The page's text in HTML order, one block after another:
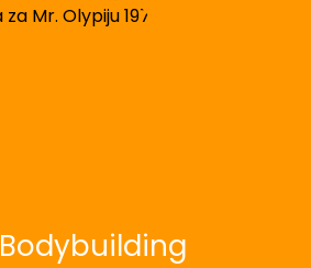
Bodybuilding